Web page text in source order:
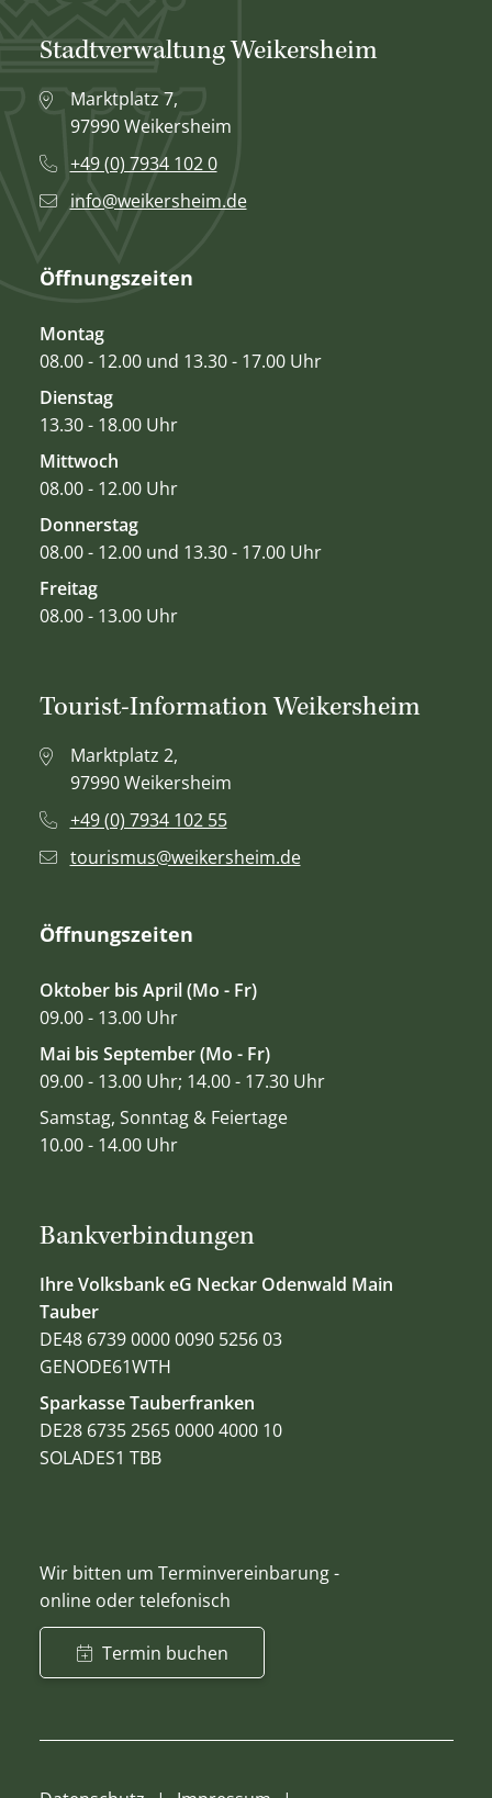
Stadtverwaltung Weikersheim
Marktplatz 7,
97990 Weikersheim
+49 (0) 7934 102 0
info@weikersheim.de
Öffnungszeiten
Montag
08.00 - 12.00 und 13.30 - 17.00 Uhr
Dienstag
13.30 - 18.00 Uhr
Mittwoch
08.00 - 12.00 Uhr
Donnerstag
08.00 - 12.00 und 13.30 - 17.00 Uhr
Freitag
08.00 - 13.00 Uhr
Bankverbindungen
Ihre Volksbank eG Neckar Odenwald Main
Tauber
DE48 6739 0000 0090 5256 03
GENODE61WTH
Sparkasse Tauberfranken
DE28 6735 2565 0000 4000 10
SOLADES1 TBB
Wir bitten um Terminvereinbarung -
online oder telefonisch
Termin buchen
Tourist-Information Weikersheim
Marktplatz 2,
97990 Weikersheim
+49 (0) 7934 102 55
tourismus@weikersheim.de
Öffnungszeiten
Oktober bis April (Mo - Fr)
09.00 - 13.00 Uhr
Mai bis September (Mo - Fr)
09.00 - 13.00 Uhr; 14.00 - 17.30 Uhr
Samstag, Sonntag & Feiertage
10.00 - 14.00 Uhr